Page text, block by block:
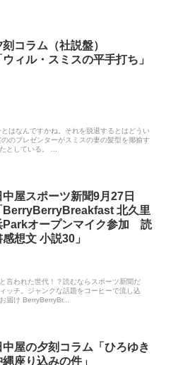
刻コラム（社説盤）
ウィル・スミスの平手打ち」
はなんですかね。それを脱退するとはどうい
のプレゼンターがスミスの妻の髪型を揶揄す
としている。 ...
中屋スポーツ新聞9月27日
BerryBerryBreakfast 北久里
Parkオープンマイク参加 読
感想文 小説30」
言われた世代！？読むならスポーツ新聞だ
ッチ。ジャンクな話題をコーヒーで流し込
届け BerryBerryBr...
中屋の夕刻コラム「ひろゆき
縄座り込みの件」